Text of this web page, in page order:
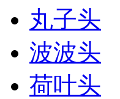
丸子头
波波头
荷叶头